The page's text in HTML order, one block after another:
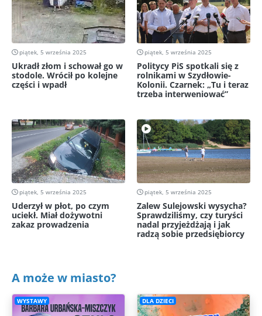
piątek, 5 września 2025
Ukradł złom i schował go w
stodole. Wrócił po kolejne
części i wpadł
piątek, 5 września 2025
Politycy PiS spotkali się z
rolnikami w Szydłowie-
Kolonii. Czarnek: „Tu i teraz
trzeba interweniować”
piątek, 5 września 2025
Uderzył w płot, po czym
uciekł. Miał dożywotni
zakaz prowadzenia
piątek, 5 września 2025
Zalew Sulejowski wysycha?
Sprawdziliśmy, czy turyści
nadal przyjeżdżają i jak
radzą sobie przedsiębiorcy
A może w miasto?
WYSTAWY DLA DZIECI